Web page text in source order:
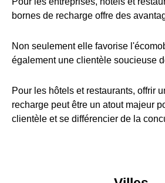
bornes de recharge offre des
Non seulement elle favorise
également une clientèle soucieuse
Pour les hôtels et restaurants, offrir
recharge peut être un atout majeur
clientèle et se différencier de la